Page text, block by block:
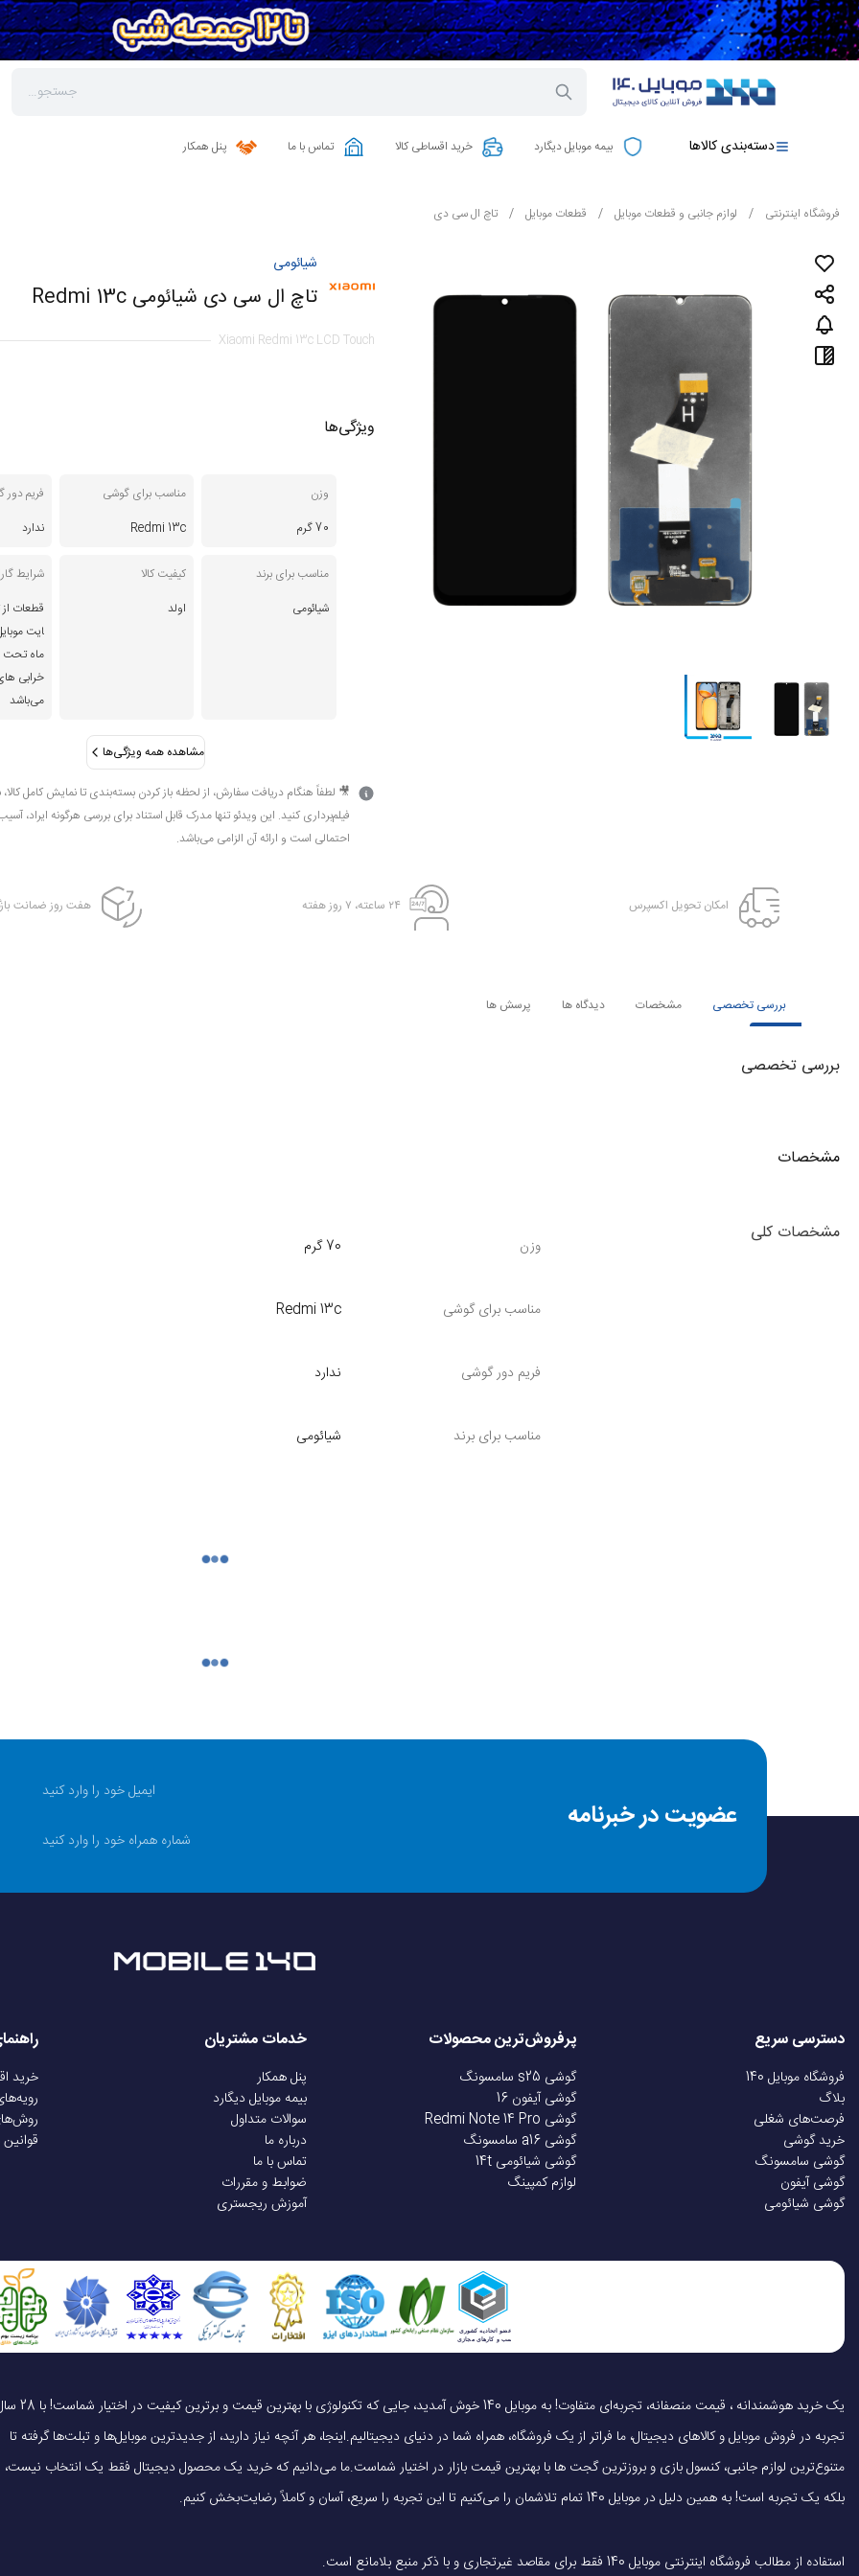
دسته‌بندی کالاها بیمه موبایل دیگارد خرید اقساطی کالا تماس با ما پنل همکار
فروشگاه اینترنتی / لوازم جانبی و قطعات موبایل / قطعات موبایل / تاچ ال سی دی
شیائومی
تاچ ال سی دی شیائومی Redmi 13c
Xiaomi Redmi 13c LCD Touch
ویژگی‌ها
وزن
70 گرم
مناسب برای گوشی
Redmi 13c
فریم
ندارد
مناسب برای برند
شیائومی
کیفیت کالا
اولد
شرایط
قطعات از
ماه
خرابی
می‌باشد
مشاهده همه ویژگی‌ها
🎥 لطفاً هنگام دریافت سفارش، از لحظه باز کردن بسته‌بندی تا نمایش کامل
فیلم‌برداری کنید. این ویدئو تنها مدرک قابل استناد برای بررسی هرگونه ایراد،
احتمالی است و ارائه آن الزامی می‌باشد.
امکان تحویل اکسپرس ۲۴ ساعته، ۷ روز هفته هفت روز ضمانت
بررسی تخصصی مشخصات دیدگاه ها پرسش ها
بررسی تخصصی
مشخصات
مشخصات کلی
وزن 70 گرم
مناسب برای گوشی Redmi 13c
فریم دور گوشی ندارد
مناسب برای برند شیائومی
قطعات از تاریخ فاکتور در سایت موبایل 140 به مدت 6 ماه تحت ضمانت تعویض خرابی های ناشی از ساخت می‌باشد
یا عمل نکردن تاچ، نقاط تار یا سوخته روی نمایشگر (بدون دخالت
معمول از محصول، پارگی فلت ها و تغیر فرم کانکتورها نوسانات
موبایل 140 جهت اطمینان خاطر شما از خرید، تمامی
که مشکل ایجاد شده ناشی از عوامل انسانی نباشد.
شرایط مرجوعی و تحویل کالا
فیلم آنباکس الزامی است؛ حتما هنگام بازکردن بسته و بررسی
افراد متفرقه؛ نصب باید توسط تعمیر کار مجاز یا متخصص
عضویت در خبرنامه
دسترسی سریع
فروشگاه موبایل 140
بلاگ
فرصت‌های شغلی
خرید گوشی
گوشی سامسونگ
گوشی آیفون
گوشی شیائومی
پرفروش‌ترین محصولات
گوشی s25 سامسونگ
گوشی آیفون 16
گوشی Redmi Note 14 Pro
گوشی a16 سامسونگ
گوشی شیائومی 14t
لوازم کمپینگ
خدمات مشتریان
پنل همکار
بیمه موبایل دیگارد
سوالات متداول
درباره ما
تماس با ما
ضوابط و مقررات
آموزش ریجستری
خرید
یک خرید هوشمندانه ، قیمت منصفانه، تجربه‌ای متفاوت! به موبایل 140 خوش آمدید، جایی که
تجربه در فروش موبایل و کالاهای دیجیتال، ما فراتر از یک فروشگاه، همراه شما در دنیای دیجیتالیم.اینجا، هر آنچه نیاز دارید، از جدیدترین موبایل‌ها و تبلت‌ها گرفته تا
متنوع‌ترین لوازم جانبی، کنسول بازی و بروزترین گجت ها با بهترین قیمت بازار در اختیار شماست.ما می‌دانیم که خرید یک محصول دیجیتال فقط یک انتخاب نیست،
بلکه یک تجربه است! به همین دلیل در موبایل 140 تمام تلاشمان را می‌کنیم تا این تجربه را سریع، آسان و کاملاً رضایت‌بخش کنیم.
استفاده از مطالب فروشگاه اینترنتی موبایل 140 فقط برای مقاصد غیرتجاری و با ذکر منبع بلامانع است.